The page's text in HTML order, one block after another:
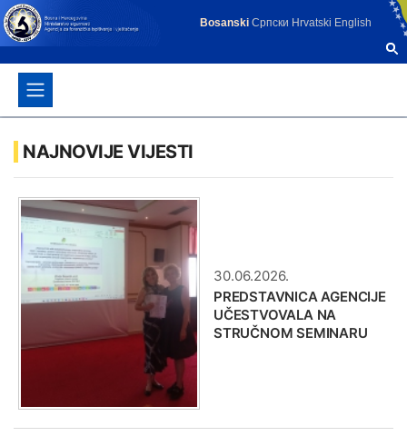
Bosanski Српски Hrvatski English
NAJNOVIJE VIJESTI
30.06.2026.
PREDSTAVNICA AGENCIJE
UČESTVOVALA NA
STRUČNOM SEMINARU